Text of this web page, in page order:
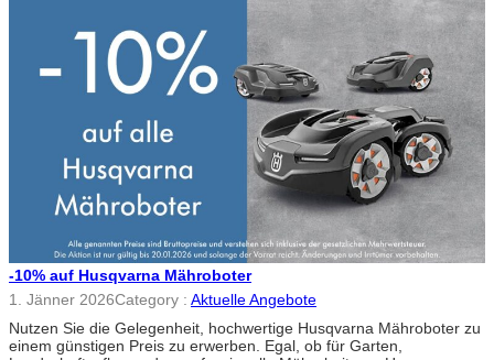
-10% auf Husqvarna Mähroboter
1. Jänner 2026Category : Aktuelle Angebote
Nutzen Sie die Gelegenheit, hochwertige Husqvarna Mähroboter zu
einem günstigen Preis zu erwerben. Egal, ob für Garten,